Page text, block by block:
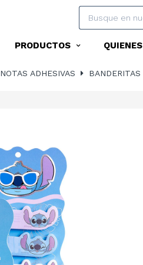
PRODUCTOS
NOTAS ADHESIVAS